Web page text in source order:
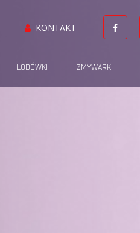
KONTAKT
LODÓWKI ZMYWARKI